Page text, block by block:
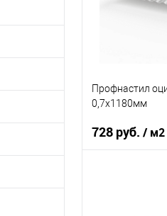
Профнастил
0,7х1180мм
728 руб. / м2